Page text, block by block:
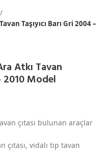
Taşıyıcı Barı Gri 2004 –
Atkı Tavan
2010 Model
çıtası bulunan araçlar
çıtası, vidalı tip tavan